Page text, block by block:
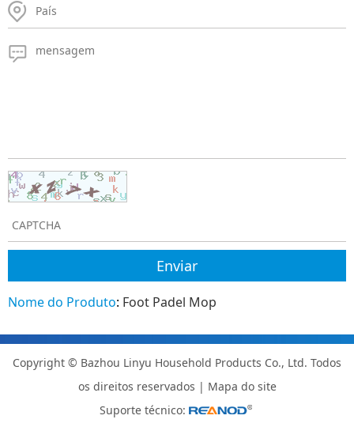
Nome do Produto: Foot Padel Mop
Copyright © Bazhou Linyu Household Products Co., Ltd. Todos
os direitos reservados | Mapa do site
Suporte técnico: